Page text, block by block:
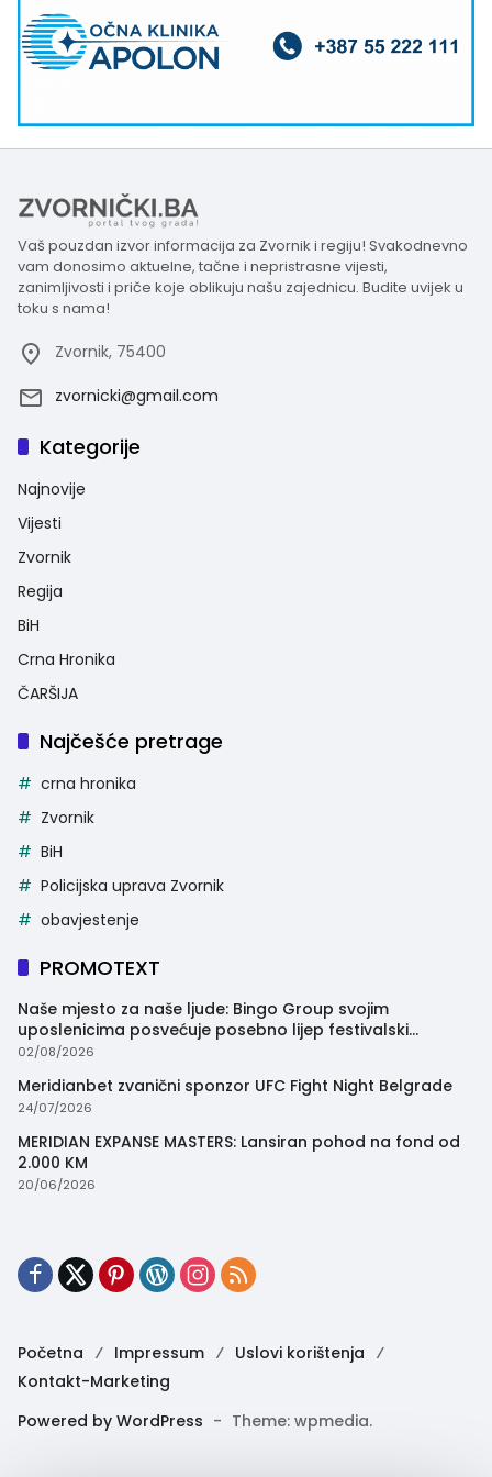
Vaš pouzdan izvor informacija za Zvornik i regiju! Svakodnevno
vam donosimo aktuelne, tačne i nepristrasne vijesti,
zanimljivosti i priče koje oblikuju našu zajednicu. Budite uvijek u
toku s nama!
Zvornik, 75400
zvornicki@gmail.com
Kategorije
Najnovije
Vijesti
Zvornik
Regija
BiH
Crna Hronika
ČARŠIJA
Najčešće pretrage
crna hronika
Zvornik
BiH
Policijska uprava Zvornik
obavjestenje
PROMOTEXT
Naše mjesto za naše ljude: Bingo Group svojim
uposlenicima posvećuje posebno lijep festivalski
trenutak
02/08/2026
Meridianbet zvanični sponzor UFC Fight Night Belgrade
24/07/2026
MERIDIAN EXPANSE MASTERS: Lansiran pohod na fond od
2.000 KM
20/06/2026
Početna Impressum
Uslovi korištenja
Kontakt-Marketing
Powered by WordPress - Theme: wpmedia.